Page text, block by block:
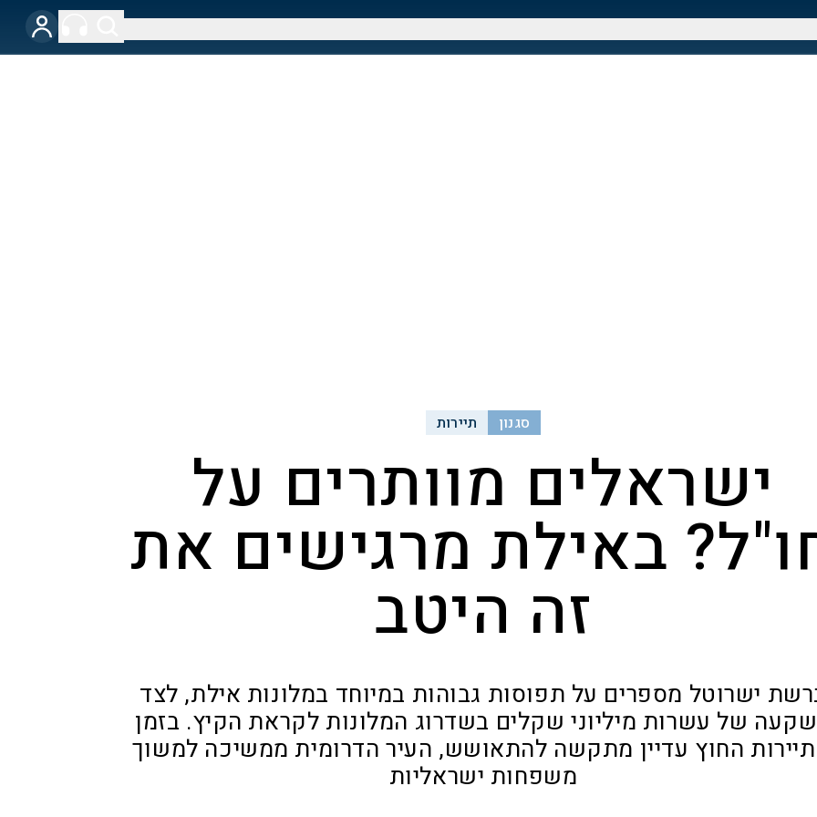
סגנון תיירות
ישראלים מוותרים על
באילת מרגישים את
זה היטב
ישרוטל מספרים על תפוסות גבוהות במיוחד במלונות אילת, לצד
של עשרות מיליוני שקלים בשדרוג המלונות לקראת הקיץ. בזמן
החוץ עדיין מתקשה להתאושש, העיר הדרומית ממשיכה למשוך
משפחות ישראליות